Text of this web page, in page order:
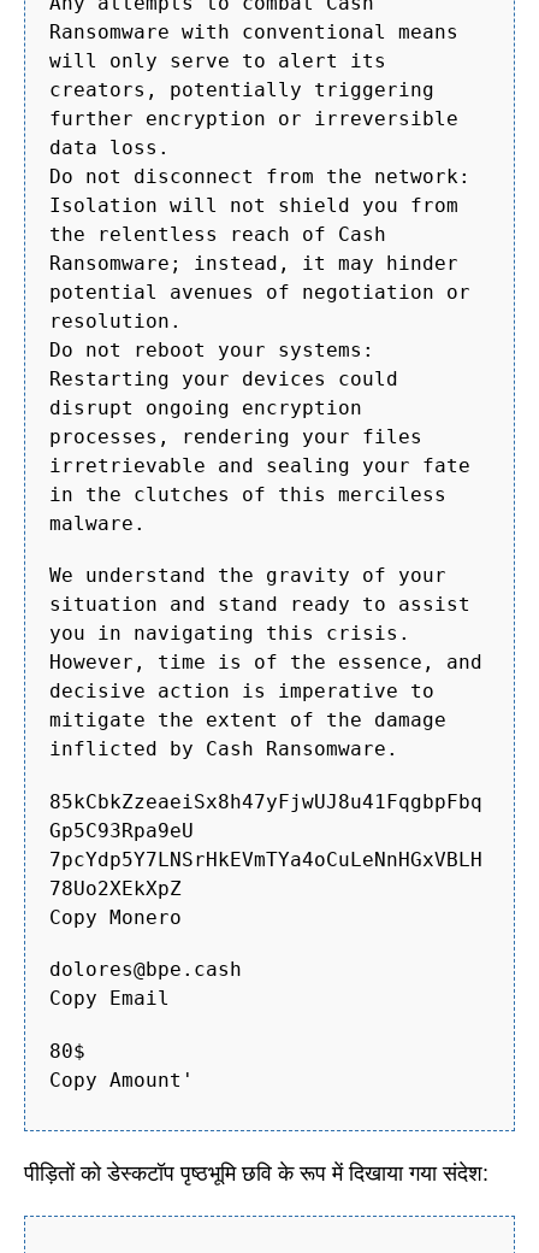
Ransomware with conventional means
will only serve to alert its
creators, potentially triggering
further encryption or irreversible
data loss.
Do not disconnect from the network:
Isolation will not shield you from
the relentless reach of Cash
Ransomware; instead, it may hinder
potential avenues of negotiation or
resolution.
Do not reboot your systems:
Restarting your devices could
disrupt ongoing encryption
processes, rendering your files
irretrievable and sealing your fate
in the clutches of this merciless
malware.
We understand the gravity of your
situation and stand ready to assist
you in navigating this crisis.
However, time is of the essence, and
decisive action is imperative to
mitigate the extent of the damage
inflicted by Cash Ransomware.
85kCbkZzeaeiSx8h47yFjwUJ8u41FqgbpFbq
Gp5C93Rpa9eU
7pcYdp5Y7LNSrHkEVmTYa4oCuLeNnHGxVBLH
78Uo2XEkXpZ
Copy Monero
dolores@bpe.cash
Copy Email
80$
Copy Amount'
पीड़ितों को डेस्कटॉप पृष्ठभूमि छवि के रूप में दिखाया गया संदेश: